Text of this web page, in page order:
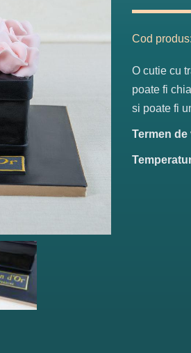
Cod produs:
O cutie cu
poate fi
si poate fi
Termen